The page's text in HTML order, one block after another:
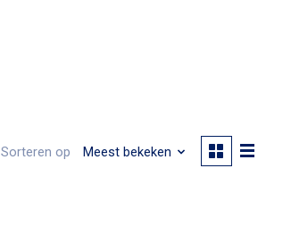
Sorteren op Meest bekeken